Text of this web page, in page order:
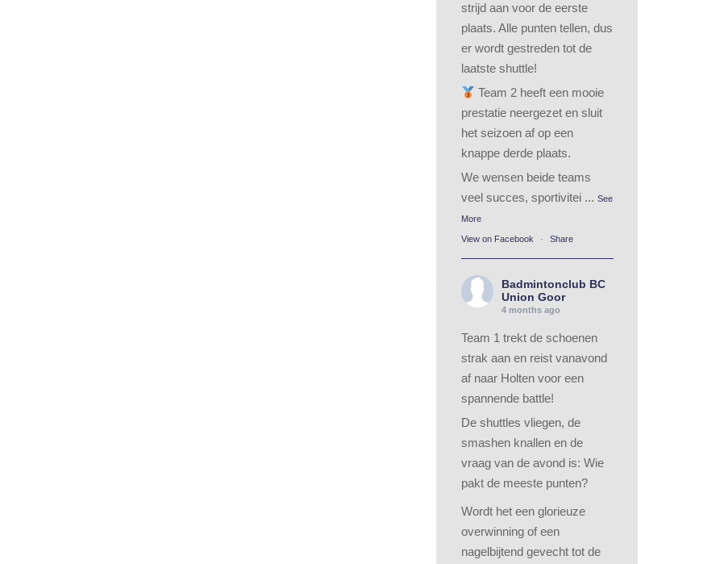
strijd aan voor de eerste
plaats. Alle punten tellen, dus
er wordt gestreden tot de
laatste shuttle!
Team 2 heeft een mooie
prestatie neergezet en sluit
het seizoen af op een
knappe derde plaats.
We wensen beide teams
veel succes, sportivitei ... See
More
View on Facebook · Share
Badmintonclub BC
Union Goor
4 months ago
Team 1 trekt de schoenen
strak aan en reist vanavond
af naar Holten voor een
spannende battle!
De shuttles vliegen, de
smashen knallen en de
vraag van de avond is: Wie
pakt de meeste punten?
Wordt het een glorieuze
overwinning of een
nagelbijtend gevecht tot de